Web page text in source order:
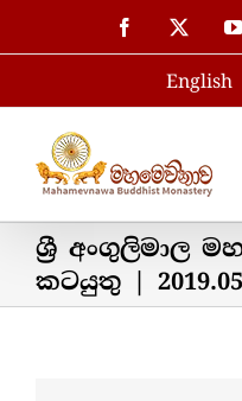
to
Facebook
English
ශ්‍රී අංගුලිමාල
කටයුතු |